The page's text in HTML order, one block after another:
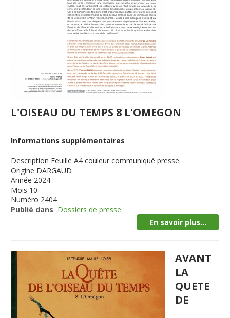
L'OISEAU DU TEMPS 8 L'OMEGON
Informations supplémentaires
Description Feuille A4 couleur communiqué presse
Origine DARGAUD
Année 2024
Mois 10
Numéro 2404
Publié dans Dossiers de presse
En savoir plus...
AVANT
LA
QUETE
DE